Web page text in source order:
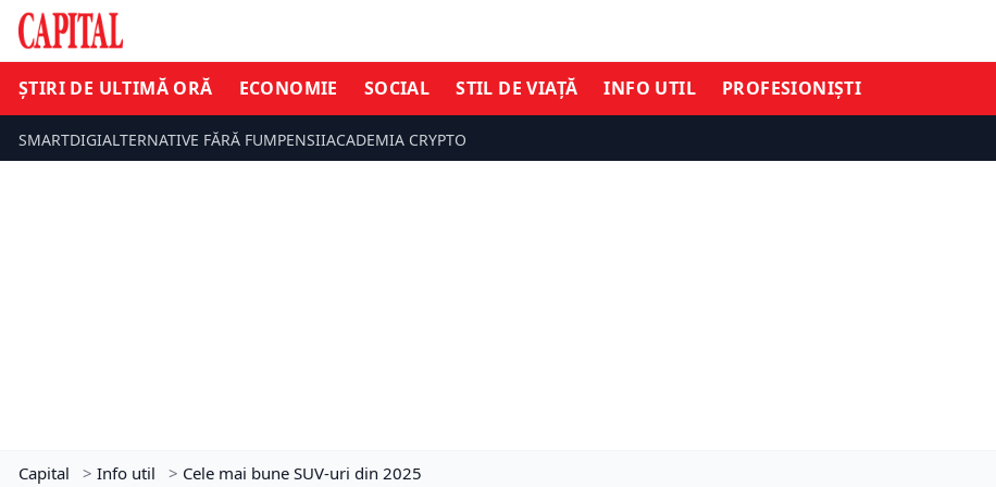
ȘTIRI DE ULTIMĂ ORĂ ECONOMIE SOCIAL STIL DE VIAȚĂ INFO UTIL PROFESIONIȘTI
SMARTDIGIALTERNATIVE FĂRĂ FUMPENSIIACADEMIA CRYPTO
Capital > Info util > Cele mai bune SUV-uri din 2025